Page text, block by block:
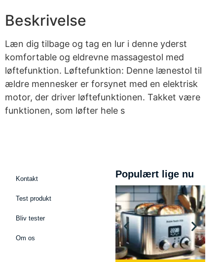
Beskrivelse
Læn dig tilbage og tag en lur i denne yderst
komfortable og eldrevne massagestol med
løftefunktion. Løftefunktion: Denne lænestol til
ældre mennesker er forsynet med en elektrisk
motor, der driver løftefunktionen. Takket være
funktionen, som løfter hele s
Kontakt
Test produkt
Bliv tester
Om os
Populært lige nu